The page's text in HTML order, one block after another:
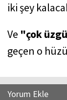
iki şey
Ve "çok
geçen o
Yorum Ekle